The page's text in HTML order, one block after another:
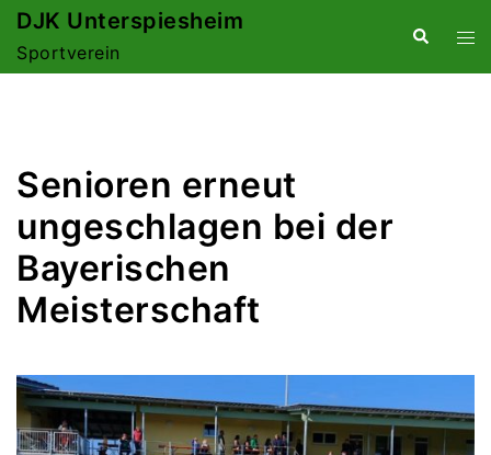
Zum
springen
DJK Unterspiesheim
Sportverein
Suche
Senioren erneut
ungeschlagen bei der
Bayerischen
Meisterschaft